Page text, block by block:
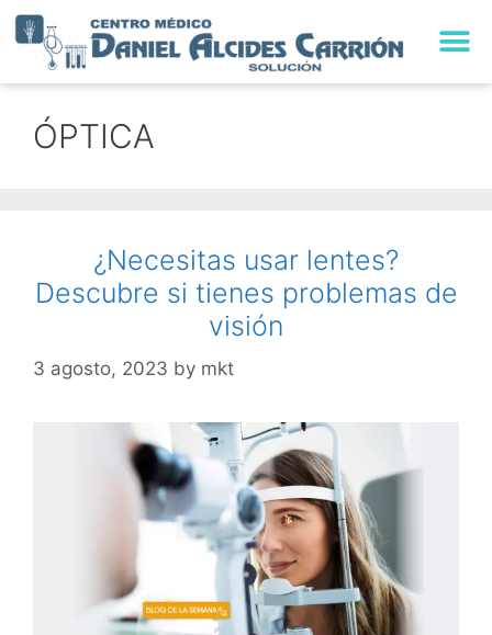
ÓPTICA
¿Necesitas usar lentes?
Descubre si tienes problemas de
visión
3 agosto, 2023 by mkt